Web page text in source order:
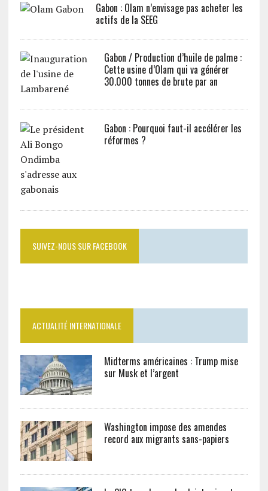
Gabon : Olam n’envisage pas acheter les
actifs de la SEEG
Gabon / Production d’huile de palme :
Cette usine d’Olam qui va générer
30.000 tonnes de brute par an
Gabon : Pourquoi faut-il accélérer les
réformes ?
SUIVEZ-NOUS SUR FACEBOOK
ACTUALITÉ INTERNATIONALE
Midterms américaines : Trump mise
sur Musk et l’argent
Washington impose des amendes
record aux migrants sans-papiers